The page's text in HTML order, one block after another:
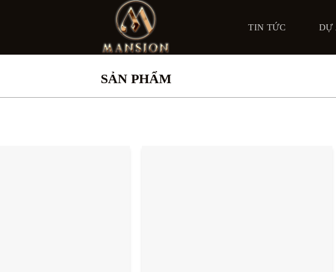
TIN TỨC DỰ
SẢN PHẨM